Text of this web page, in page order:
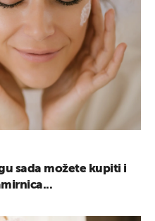
sada možete kupiti i